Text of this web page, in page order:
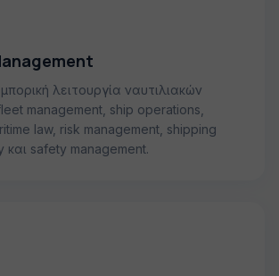
λειτουργία ναυτιλιακών
management, ship operations,
law, risk management, shipping
και safety management.